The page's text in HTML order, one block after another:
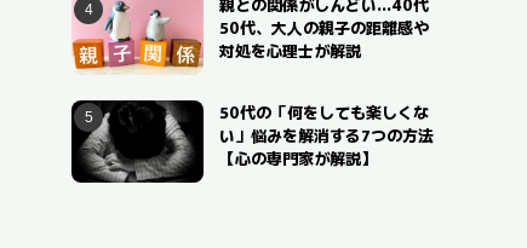
親との関係がしんどい…40代
50代、大人の親子の距離感や
対処を心理士が解説
50代の「何をしても楽しくな
い」悩みを解消する7つの方法
【心の専門家が解説】